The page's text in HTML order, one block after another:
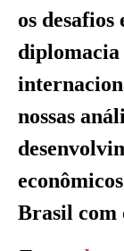
os
nossas
Brasil com